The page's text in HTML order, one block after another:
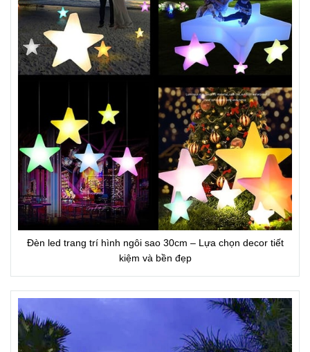
Đèn led trang trí hình ngôi sao 30cm – Lựa chọn decor tiết
kiệm và bền đẹp